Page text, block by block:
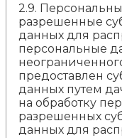
2.9.
разрешенные
данных для
персональные
предоставлен
данных путем
на обработку
разрешенных
данных для